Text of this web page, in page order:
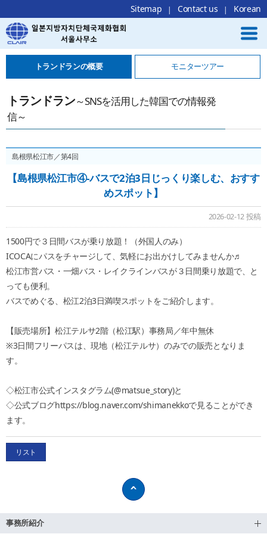
Local Navigation 바로가기
Contents 바로가기
Footer 바로가기
Sitemap Contact us Korean
トランドランの概要 モニターツアー
トランドラン～SNSを活用した韓国での情報発
信～
島根県松江市／第4回
【島根県松江市④-バスで2泊3日じっくり楽しむ、おすす
めスポット】
2026-02-12 投稿
1500円で３日間バスが乗り放題！（外国人のみ）
ICOCAにパスをチャージして、気軽にお出かけしてみませんか♬
松江市営バス・一畑バス・レイクラインバスが３日間乗り放題で、と
っても便利。
バスでめぐる、松江2泊3日満喫スポットをご紹介します。
【販売場所】松江テルサ2階（松江駅）事務局／年中無休
※3日間フリーパスは、現地（松江テルサ）のみでの販売となりま
す。
◇松江市公式インスタグラム(@matsue_story)と
◇公式ブログhttps://blog.naver.com/shimanekkoで見ることができ
ます。
リスト
事務所紹介